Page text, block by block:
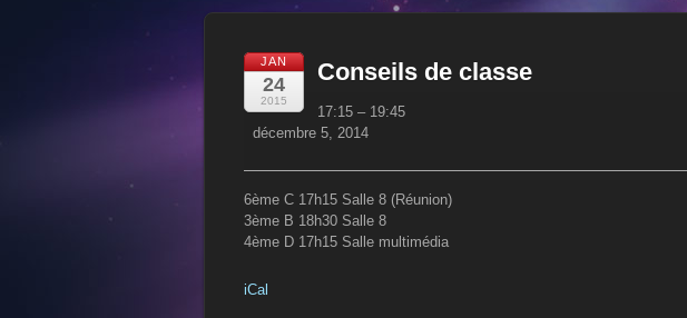
JAN
24
2015
Conseils de classe
Conseils
de
classe
17:15 – 19:45
décembre 5, 2014
6ème C 17h15 Salle 8 (Réunion)
3ème B 18h30 Salle 8
4ème D 17h15 Salle multimédia
iCal